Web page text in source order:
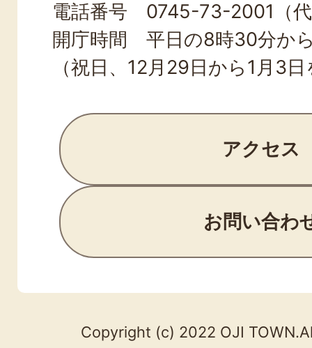
電話番号 0745-73-2001（
開庁時間 平日の8時30分か
（祝日、12月29日から1月3
アクセス
お問い合わ
Copyright (c) 2022 OJI